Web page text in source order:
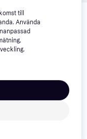
som kanske skulle
till
Använda